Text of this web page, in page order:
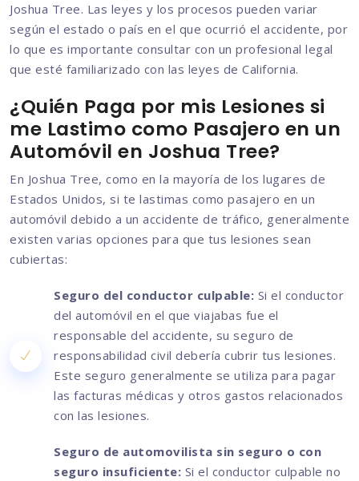
Joshua Tree. Las leyes y los procesos pueden variar
según el estado o país en el que ocurrió el accidente, por
lo que es importante consultar con un profesional legal
que esté familiarizado con las leyes de California.
¿Quién Paga por mis Lesiones si
me Lastimo como Pasajero en un
Automóvil en Joshua Tree?
En Joshua Tree, como en la mayoría de los lugares de
Estados Unidos, si te lastimas como pasajero en un
automóvil debido a un accidente de tráfico, generalmente
existen varias opciones para que tus lesiones sean
cubiertas:
Seguro del conductor culpable: Si el conductor
del automóvil en el que viajabas fue el
responsable del accidente, su seguro de
responsabilidad civil debería cubrir tus lesiones.
Este seguro generalmente se utiliza para pagar
las facturas médicas y otros gastos relacionados
con las lesiones.
Seguro de automovilista sin seguro o con
seguro insuficiente: Si el conductor culpable no